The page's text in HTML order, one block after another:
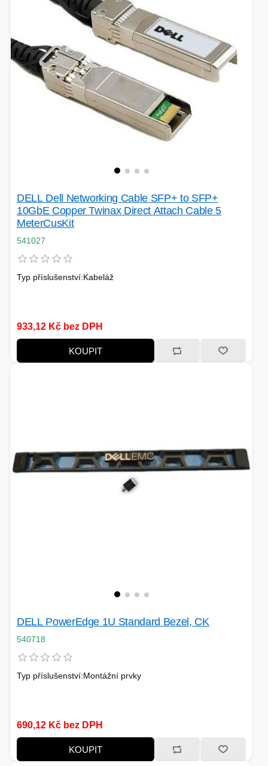
HERNÍ MYŠI
HERNÍ KLÁVESNICE
HERNÍ ROUTERY
ROZŠIŘUJÍCÍ KARTY
BACKUP SERVER
VÝPRODEJ
POUKAZY
IO ZAŘÍZENÍ
PROJEKTORY
FOTO A VIDEO
TELEVIZE
CHYTRÁ ELEKTRONIKA
OSVĚTLENÍ
PATCH PANELY
KONVERTORY
VENTILÁTORY
ŽEHLIČKY
DELL Dell Networking Cable SFP+ to SFP+
10GbE Copper Twinax Direct Attach Cable 5
MeterCusKit
541027
Typ příslušenství:Kabeláž
933,12 Kč bez DPH
KOUPIT
DELL PowerEdge 1U Standard Bezel, CK
540718
Typ příslušenství:Montážní prvky
690,12 Kč bez DPH
KOUPIT